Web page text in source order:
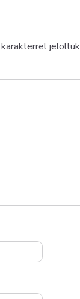
karakterrel jelöltük